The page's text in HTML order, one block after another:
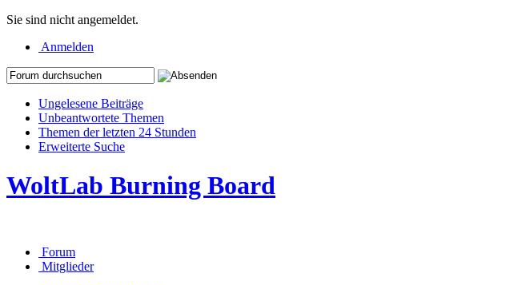
Sie sind nicht angemeldet.
Anmelden
Ungelesene Beiträge
Unbeantwortete Themen
Themen der letzten 24 Stunden
Erweiterte Suche
WoltLab Burning Board
Forum
Mitglieder